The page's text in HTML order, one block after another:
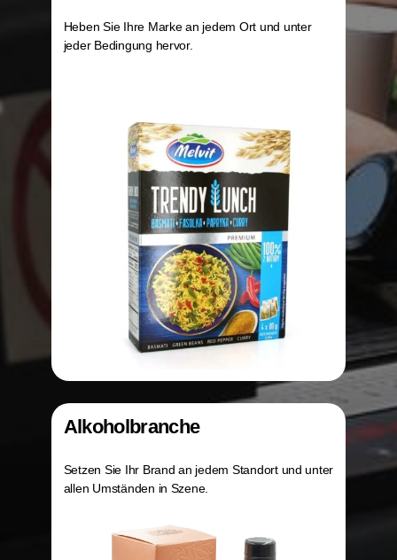
Heben Sie Ihre Marke an jedem Ort und unter
jeder Bedingung hervor.
Alkoholbranche
Setzen Sie Ihr Brand an jedem Standort und unter
allen Umständen in Szene.